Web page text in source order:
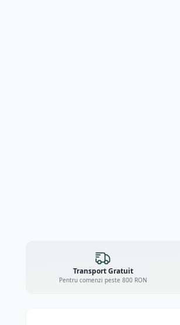
Transport Gratuit
Pentru comenzi peste 800 RON